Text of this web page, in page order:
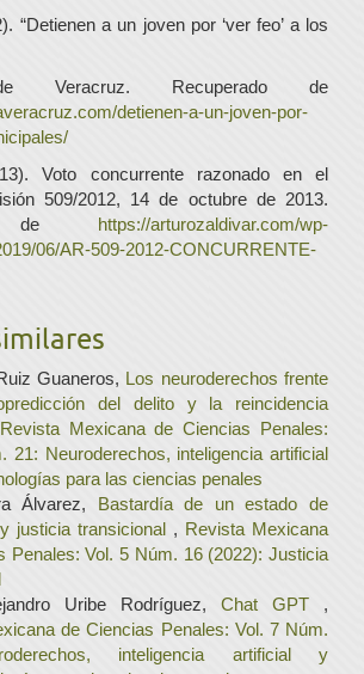
“Detienen a un joven por ‘ver feo’ a los
Veracruz. Recuperado de
detienen-a-un-joven-por-
Voto concurrente razonado en el
509/2012, 14 de octubre de 2013.
de https://arturozaldivar.com/wp-
06/AR-509-2012-CONCURRENTE-
Guaneros, Los neuroderechos frente
del delito y la reincidencia
Revista Mexicana de Ciencias Penales:
21: Neuroderechos, inteligencia artificial
para las ciencias penales
Álvarez, Bastardía de un estado de
justicia transicional , Revista Mexicana
Penales: Vol. 5 Núm. 16 (2022): Justicia
Uribe Rodríguez, Chat GPT ,
de Ciencias Penales: Vol. 7 Núm.
inteligencia artificial y